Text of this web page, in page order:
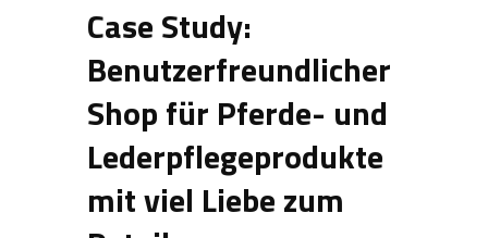
Case Study:
Benutzerfreundlicher
Shop für Pferde- und
Lederpflegeprodukte
mit viel Liebe zum